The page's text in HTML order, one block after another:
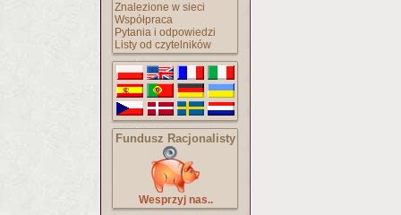
Znalezione w sieci
Współpraca
Pytania i odpowiedzi
Listy od czytelników
Fundusz Racjonalisty
Wesprzyj nas..